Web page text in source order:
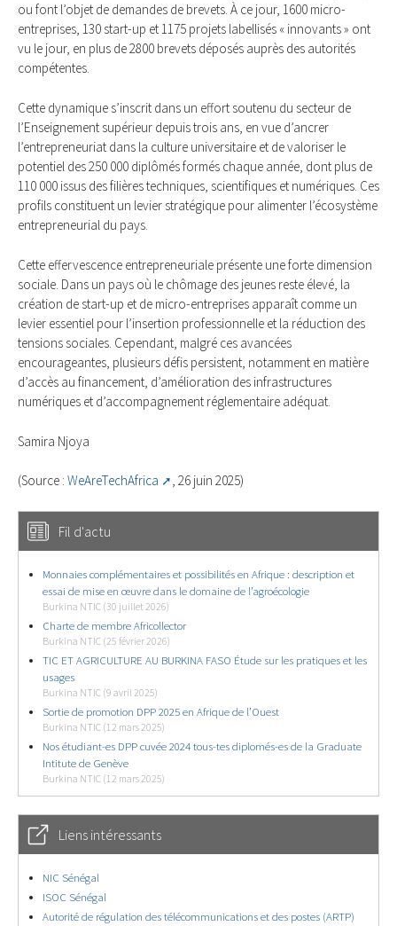
ou font l’objet de demandes de brevets. À ce jour, 1600 micro-
entreprises, 130 start-up et 1175 projets labellisés « innovants » ont
vu le jour, en plus de 2800 brevets déposés auprès des autorités
compétentes.
Cette dynamique s’inscrit dans un effort soutenu du secteur de
l’Enseignement supérieur depuis trois ans, en vue d’ancrer
l’entrepreneuriat dans la culture universitaire et de valoriser le
potentiel des 250 000 diplômés formés chaque année, dont plus de
110 000 issus des filières techniques, scientifiques et numériques. Ces
profils constituent un levier stratégique pour alimenter l’écosystème
entrepreneurial du pays.
Cette effervescence entrepreneuriale présente une forte dimension
sociale. Dans un pays où le chômage des jeunes reste élevé, la
création de start-up et de micro-entreprises apparaît comme un
levier essentiel pour l’insertion professionnelle et la réduction des
tensions sociales. Cependant, malgré ces avancées
encourageantes, plusieurs défis persistent, notamment en matière
d’accès au financement, d’amélioration des infrastructures
numériques et d’accompagnement réglementaire adéquat.
Samira Njoya
(Source : WeAreTechAfrica , 26 juin 2025)
Fil d'actu
Monnaies complémentaires et possibilités en Afrique : description et
essai de mise en œuvre dans le domaine de l’agroécologie
Burkina NTIC (30 juillet 2026)
Charte de membre Africollector
Burkina NTIC (25 février 2026)
TIC ET AGRICULTURE AU BURKINA FASO Étude sur les pratiques et les
usages
Burkina NTIC (9 avril 2025)
Sortie de promotion DPP 2025 en Afrique de l’Ouest
Burkina NTIC (12 mars 2025)
Nos étudiant-es DPP cuvée 2024 tous-tes diplomés-es de la Graduate
Intitute de Genève
Burkina NTIC (12 mars 2025)
Liens intéressants
NIC Sénégal
ISOC Sénégal
Autorité de régulation des télécommunications et des postes (ARTP)